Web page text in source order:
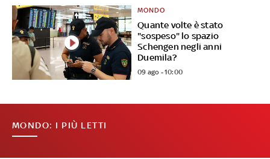
Quante volte è stato
"sospeso" lo spazio
Schengen negli anni
Duemila?
MONDO
09 ago - 10:00
MONDO: I PIÙ LETTI